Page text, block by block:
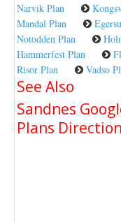
Narvik Plan
Mandal Plan
Notodden Plan
Hammerfest Plan
Risor Plan
Vadso
See Also
Sandnes
Plans